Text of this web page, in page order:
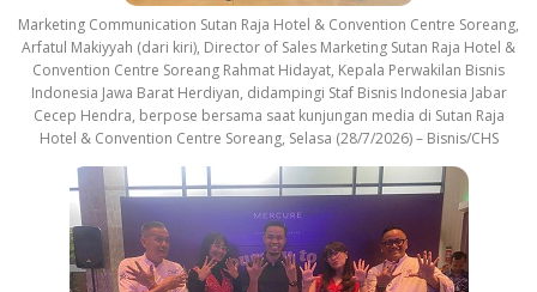
Marketing Communication Sutan Raja Hotel & Convention Centre Soreang,
Arfatul Makiyyah (dari kiri), Director of Sales Marketing Sutan Raja Hotel &
Convention Centre Soreang Rahmat Hidayat, Kepala Perwakilan Bisnis
Indonesia Jawa Barat Herdiyan, didampingi Staf Bisnis Indonesia Jabar
Cecep Hendra, berpose bersama saat kunjungan media di Sutan Raja
Hotel & Convention Centre Soreang, Selasa (28/7/2026) – Bisnis/CHS